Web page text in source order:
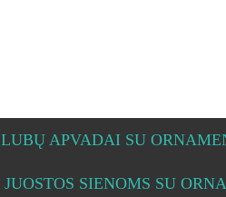
LUBŲ APVADAI SU
JUOSTOS SIENOMS SU